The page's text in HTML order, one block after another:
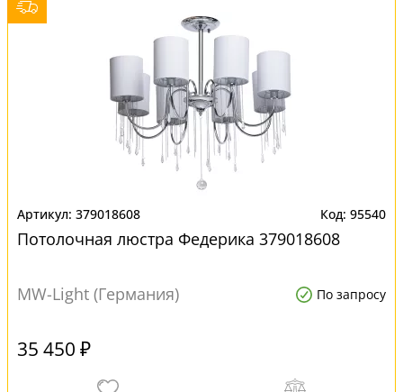
379018608 95540
Потолочная люстра Федерика 379018608
MW-Light (Германия) По запросу
35 450 ₽